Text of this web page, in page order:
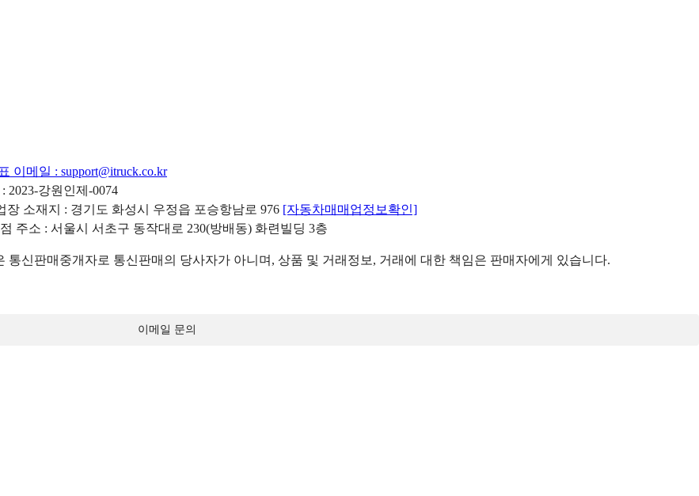
이메일 : support@itruck.co.kr
2023-강원인제-0074
장 소재지 : 경기도 화성시 우정읍 포승항남로 976 [자동차매매업정보확인]
주소 : 서울시 서초구 동작대로 230(방배동) 화련빌딩 3층
신판매중개자로 통신판매의 당사자가 아니며, 상품 및 거래정보, 거래에 대한 책임은 판매자에게 있습니다.
이메일 문의